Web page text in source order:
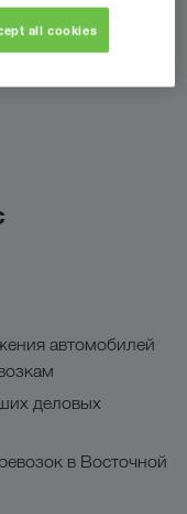
автомобилей
деловых
в Восточной
all cookies